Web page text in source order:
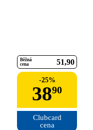
Běžná
cena
51 90
-25%
3890
Clubcard
cena